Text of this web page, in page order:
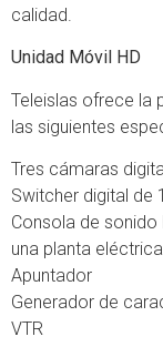
calidad.
Unidad Móvil HD
Teleislas ofrece la
las siguientes
Tres cámaras
Switcher digital de
Consola de
una planta
Apuntador
Generador de
VTR